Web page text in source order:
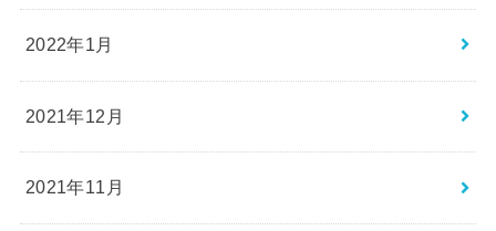
2022年1月
2021年12月
2021年11月